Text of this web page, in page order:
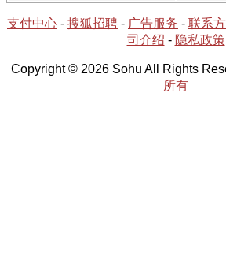
支付中心 - 搜狐招聘 - 广告服务 - 联系
司介绍 - 隐私政策
Copyright © 2026 Sohu All Rights
所有